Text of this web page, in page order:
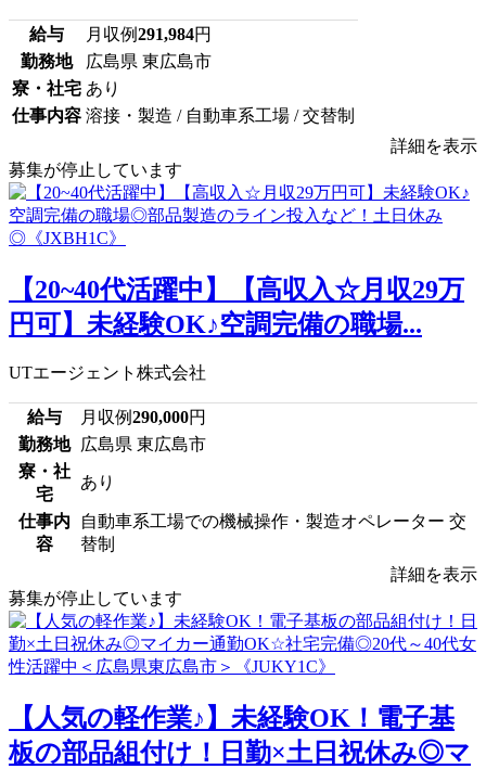
給与 月収例291,984円
勤務地
広島県 東広島市
寮・社宅 あり
仕事内容 溶接・製造 / 自動車系工場 / 交替制
詳細を表示
募集が停止しています
【20~40代活躍中】【高収入☆月収29万
円可】未経験OK♪空調完備の職場...
UTエージェント株式会社
給与 月収例290,000円
勤務地
広島県 東広島市
寮・社
宅
あり
仕事内
容
自動車系工場での機械操作・製造オペレーター 交
替制
詳細を表示
募集が停止しています
【人気の軽作業♪】未経験OK！電子基
板の部品組付け！日勤×土日祝休み◎マ